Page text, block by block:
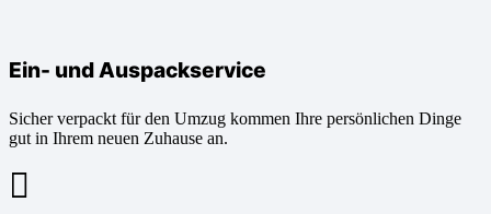
Ein- und Auspackservice
Sicher verpackt für den Umzug kommen Ihre persönlichen Dinge
gut in Ihrem neuen Zuhause an.